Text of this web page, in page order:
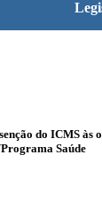
do ICMS às
Saúde